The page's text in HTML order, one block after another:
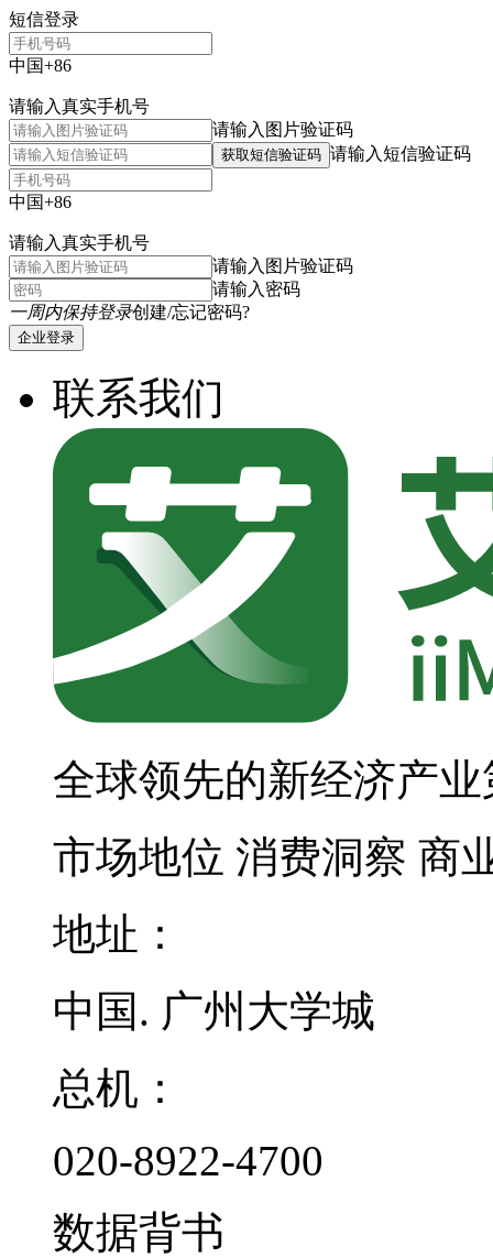
短信登录
中国+86
请输入真实手机号
请输入图片验证码
获取短信验证码 请输入短信验证码
中国+86
请输入真实手机号
请输入图片验证码
请输入密码
一周内保持登录创建/忘记密码?
企业登录
联系我们
全球领先的新经济产
市场地位 消费洞察 商
地址：
中国. 广州大学城
总机：
020-8922-4700
数据背书